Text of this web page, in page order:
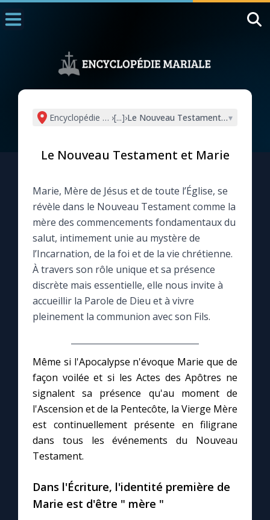
L'actualité de la semaine
La chaîne Youtube
La newsletter
La vidéo de la semaine
Le compte Tiktok
Le site internet
Questions-réponses
Prier au quotidien
L'Évangile chaque jour
Encyclopédie mariale
›[...]›Le Nouveau Testament et Marie
▾
Le Nouveau Testament et Marie
Marie, Mère de Jésus et de toute l’Église, se
révèle dans le Nouveau Testament comme la
mère des commencements fondamentaux du
salut, intimement unie au mystère de
l’Incarnation, de la foi et de la vie chrétienne.
À travers son rôle unique et sa présence
discrète mais essentielle, elle nous invite à
accueillir la Parole de Dieu et à vivre
pleinement la communion avec son Fils.
Même si l'Apocalypse n'évoque Marie que de
façon voilée et si les Actes des Apôtres ne
signalent sa présence qu'au moment de
l'Ascension et de la Pentecôte, la Vierge Mère
est continuellement présente en filigrane
dans tous les événements du Nouveau
Testament.
Dans l'Écriture, l'identité première de
Marie est d'être " mère "